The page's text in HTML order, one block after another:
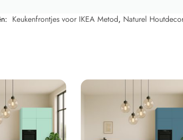
Keukenfrontjes voor IKEA Metod, Naturel